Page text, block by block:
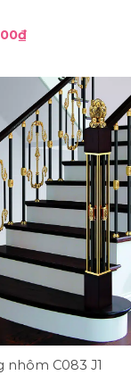
₫
nhôm C083 J1